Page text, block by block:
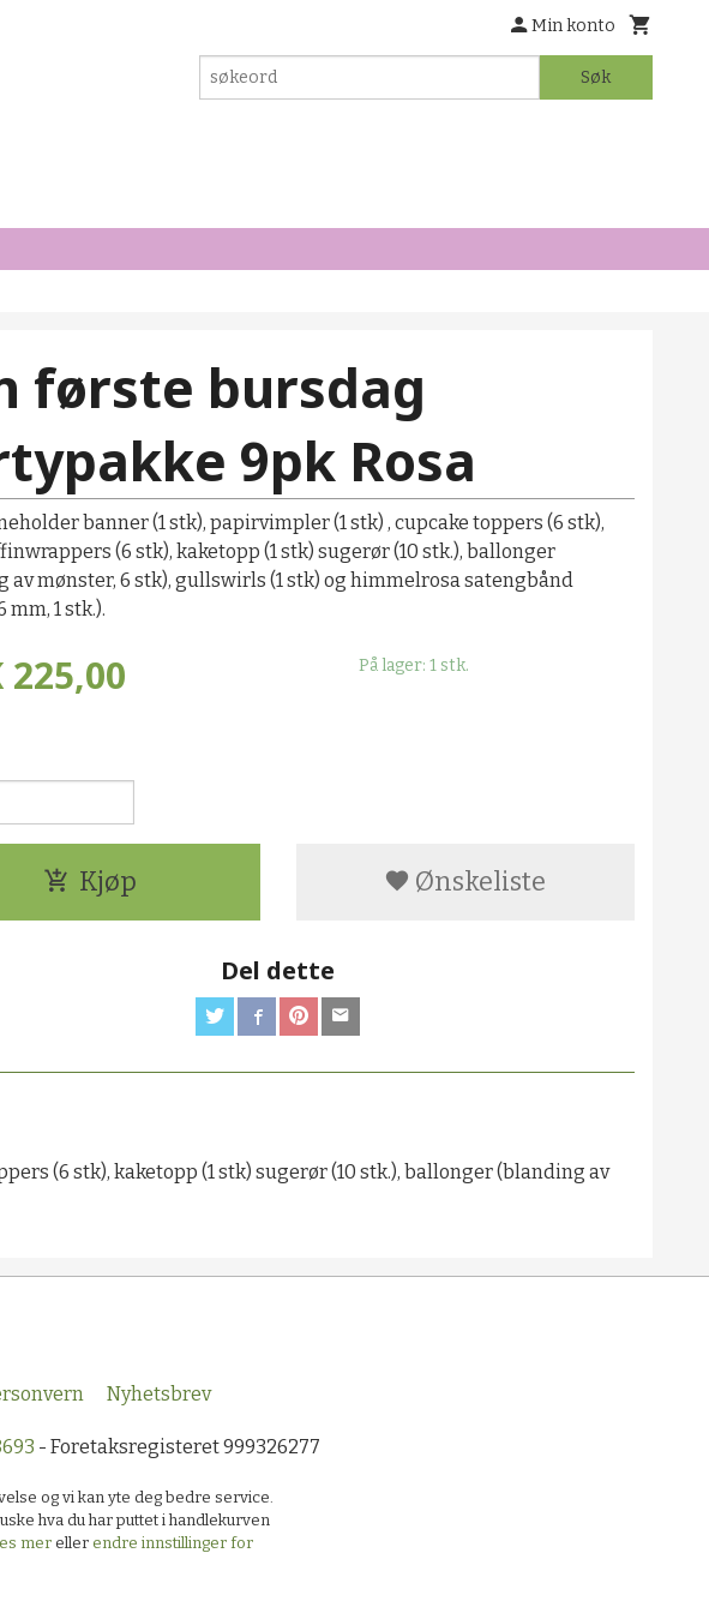
Min konto
Søk
første bursdag
9pk Rosa
banner (1 stk), papirvimpler (1 stk) , cupcake toppers (6 stk),
(6 stk), kaketopp (1 stk) sugerør (10 stk.), ballonger
av mønster, 6 stk), gullswirls (1 stk) og himmelrosa satengbånd
mm, 1 stk.).
225,00 På lager: 1 stk.
Kjøp Ønskeliste
Del dette
(6 stk), kaketopp (1 stk) sugerør(10 stk.), ballonger (blanding av
Nyhetsbrev
- Foretaksregisteret 999326277
og vi kan yte deg bedre service.
hva du har puttet i handlekurven
mer eller endre innstillinger for